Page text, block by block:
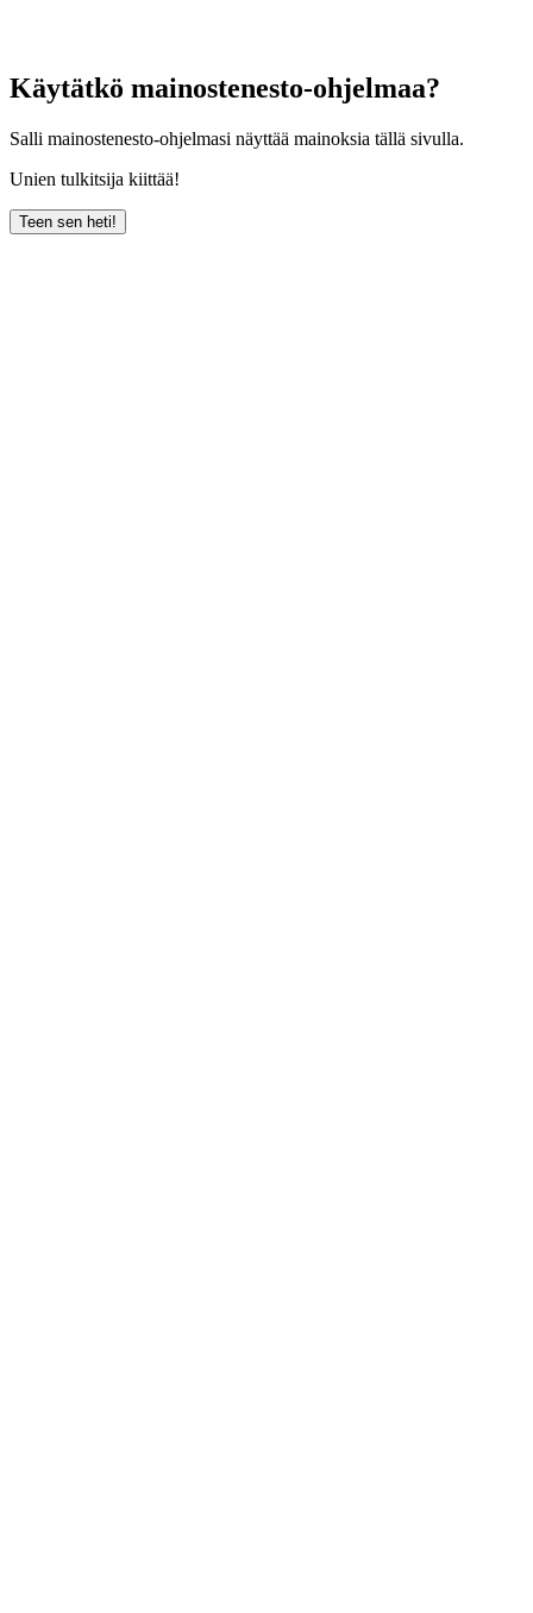
Käytätkö mainostenesto-ohjelmaa?
Salli mainostenesto-ohjelmasi näyttää mainoksia tällä sivulla.
Unien tulkitsija kiittää!
Teen sen heti!